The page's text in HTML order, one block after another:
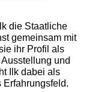
die Staatliche
gemeinsam mit
ihr Profil als
und
Ilk dabei als